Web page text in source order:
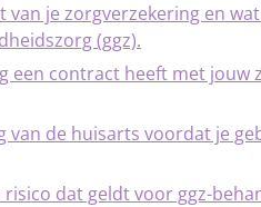
je zorgverzekering en
(ggz).
een contract heeft met jouw
van de huisarts voordat je
dat geldt voor ggz-